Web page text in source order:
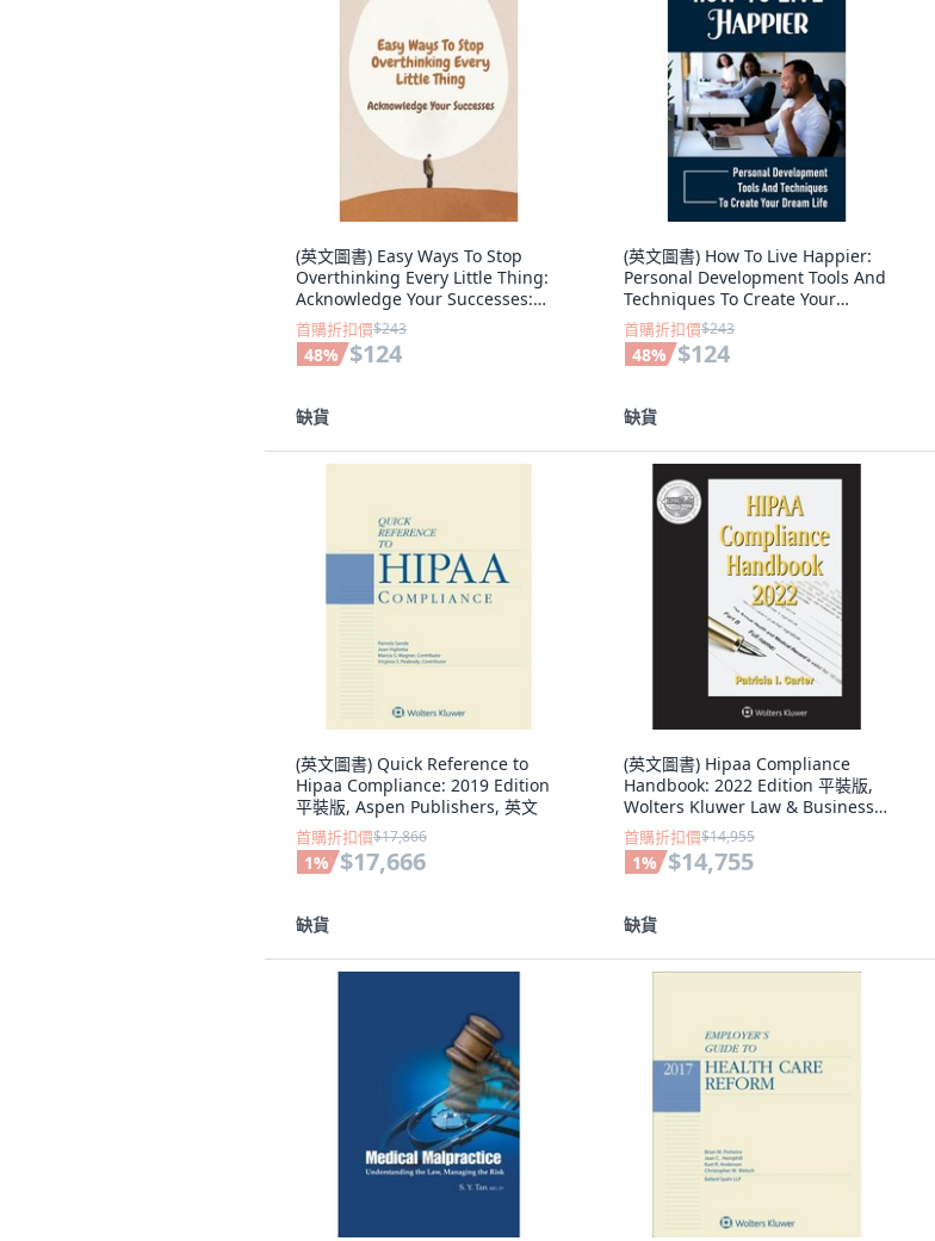
(英文圖書) Easy Ways To Stop
Overthinking Every Little Thing:
Acknowledge Your Successes:
Secret To Stop... 平裝版,
Independently Published, 英文
首購折扣價$243
48% $124
缺貨
(英文圖書) How To Live Happier:
Personal Development Tools And
Techniques To Create Your
Dream Life: Fee... 平裝版,
Independently Published, 英文
首購折扣價$243
48% $124
缺貨
(英文圖書) Quick Reference to
Hipaa Compliance: 2019 Edition
平裝版, Aspen Publishers, 英文
首購折扣價$17,866
1% $17,666
缺貨
(英文圖書) Hipaa Compliance
Handbook: 2022 Edition 平裝版,
Wolters Kluwer Law & Business,
英文
首購折扣價$14,955
1% $14,755
缺貨